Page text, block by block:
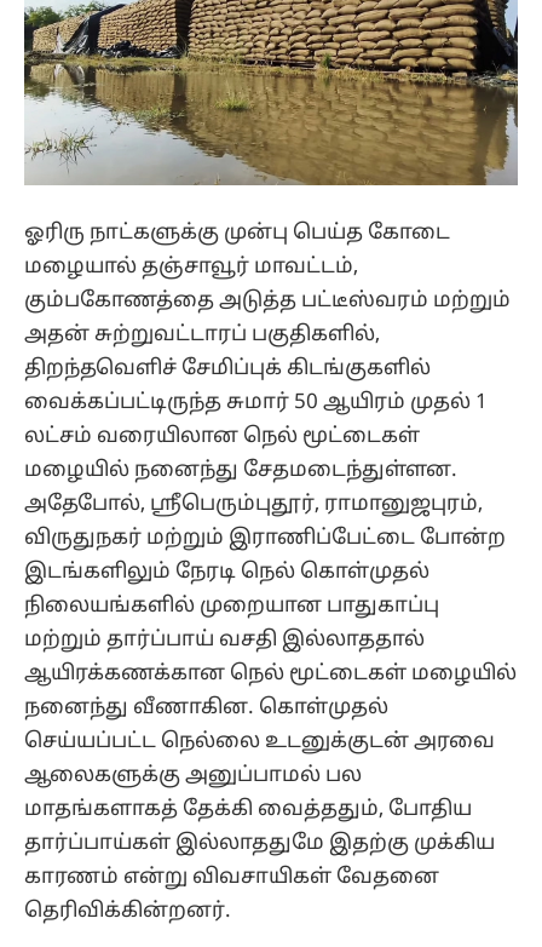
ஓரிரு நாட்களுக்கு முன்பு பெய்த கோடை
மழையால் தஞ்சாவூர் மாவட்டம்,
கும்பகோணத்தை அடுத்த பட்டீஸ்வரம் மற்றும்
அதன் சுற்றுவட்டாரப் பகுதிகளில்,
திறந்தவெளிச் சேமிப்புக் கிடங்குகளில்
வைக்கப்பட்டிருந்த சுமார் 50 ஆயிரம் முதல் 1
லட்சம் வரையிலான நெல் மூட்டைகள்
மழையில் நனைந்து சேதமடைந்துள்ளன.
அதேபோல், ஸ்ரீபெரும்புதூர், ராமானுஜபுரம்,
விருதுநகர் மற்றும் இராணிப்பேட்டை போன்ற
இடங்களிலும் நேரடி நெல் கொள்முதல்
நிலையங்களில் முறையான பாதுகாப்பு
மற்றும் தார்ப்பாய் வசதி இல்லாததால்
ஆயிரக்கணக்கான நெல் மூட்டைகள் மழையில்
நனைந்து வீணாகின. கொள்முதல்
செய்யப்பட்ட நெல்லை உடனுக்குடன் அரவை
ஆலைகளுக்கு அனுப்பாமல் பல
மாதங்களாகத் தேக்கி வைத்ததும், போதிய
தார்ப்பாய்கள் இல்லாததுமே இதற்கு முக்கிய
காரணம் என்று விவசாயிகள் வேதனை
தெரிவிக்கின்றனர்.